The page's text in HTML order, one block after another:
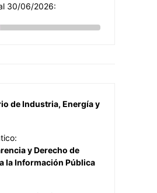
30/06/2026:
de Industria, Energía y
y Derecho de
la Información Pública